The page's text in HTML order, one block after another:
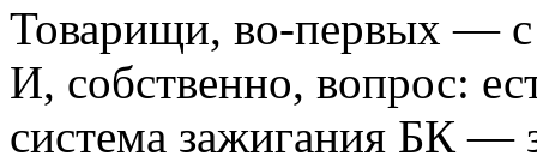
Товарищи, во-первых — с
И, собственно, вопрос:
система зажигания БК —